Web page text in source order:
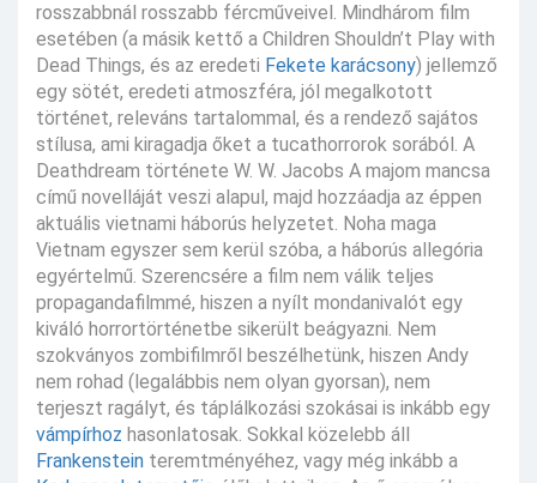
rosszabbnál rosszabb fércműveivel. Mindhárom film
esetében (a másik kettő a Children Shouldn’t Play with
Dead Things, és az eredeti Fekete karácsony) jellemző
egy sötét, eredeti atmoszféra, jól megalkotott
történet, releváns tartalommal, és a rendező sajátos
stílusa, ami kiragadja őket a tucathorrorok sorából. A
Deathdream története W. W. Jacobs A majom mancsa
című novelláját veszi alapul, majd hozzáadja az éppen
aktuális vietnami háborús helyzetet. Noha maga
Vietnam egyszer sem kerül szóba, a háborús allegória
egyértelmű. Szerencsére a film nem válik teljes
propagandafilmmé, hiszen a nyílt mondanivalót egy
kiváló horrortörténetbe sikerült beágyazni. Nem
szokványos zombifilmről beszélhetünk, hiszen Andy
nem rohad (legalábbis nem olyan gyorsan), nem
terjeszt ragályt, és táplálkozási szokásai is inkább egy
vámpírhoz hasonlatosak. Sokkal közelebb áll
Frankenstein teremtményéhez, vagy még inkább a